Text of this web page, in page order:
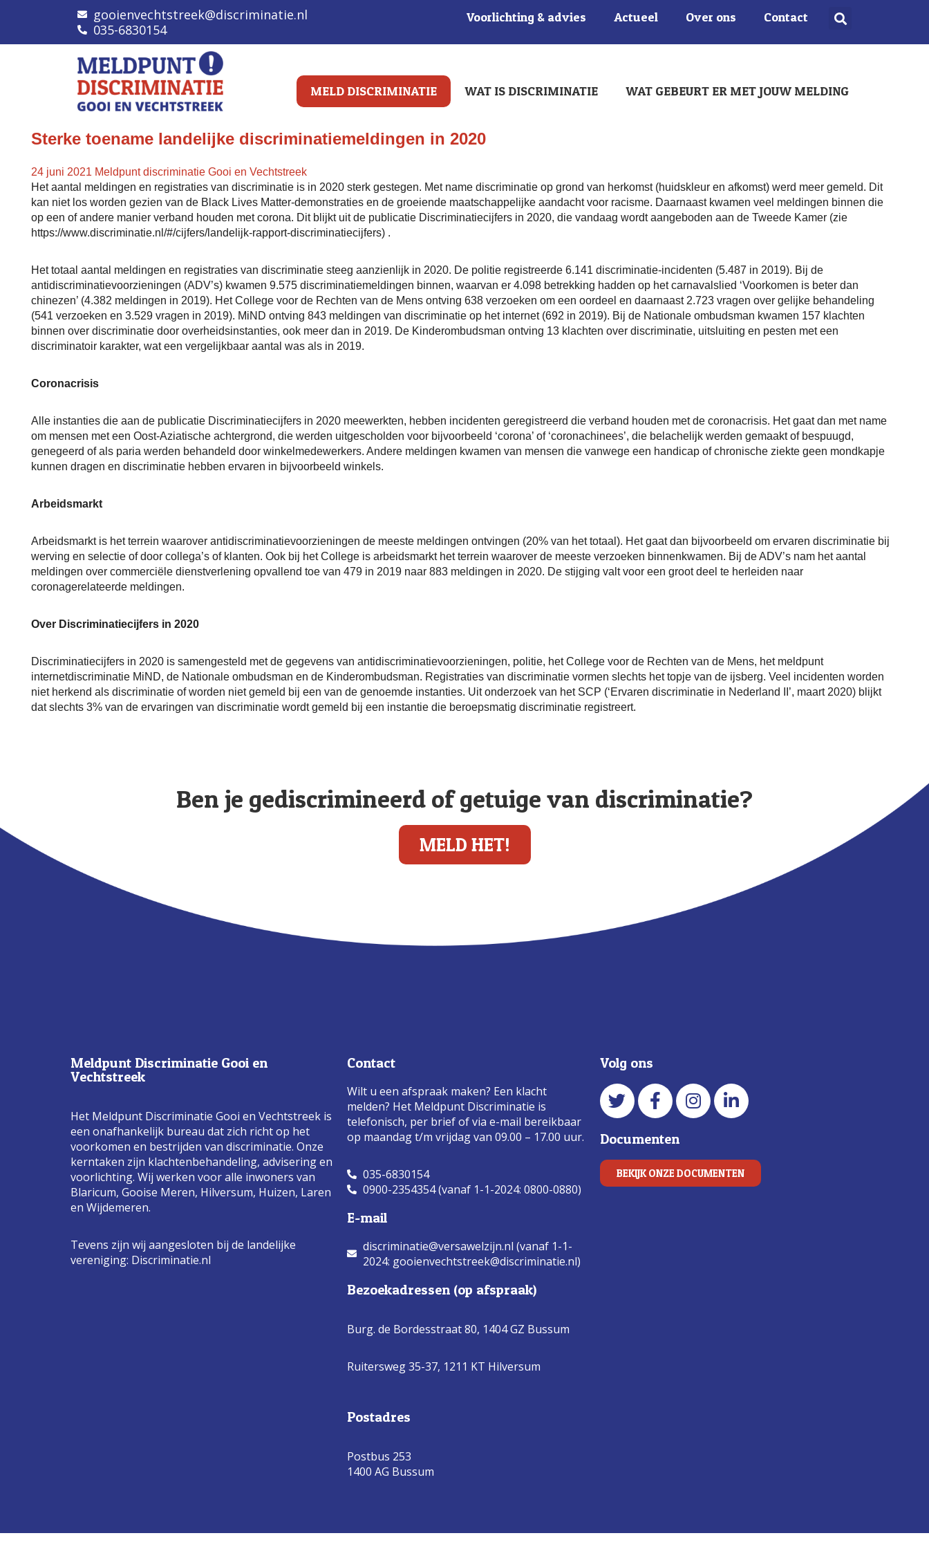
gooienvechtstreek@discriminatie.nl
035-6830154
Voorlichting & advies Actueel Over ons Contact
MELD DISCRIMINATIE WAT IS DISCRIMINATIE WAT GEBEURT ER MET JOUW MELDING
Sterke toename landelijke discriminatiemeldingen in 2020
24 juni 2021 Meldpunt discriminatie Gooi en Vechtstreek
Het aantal meldingen en registraties van discriminatie is in 2020 sterk gestegen. Met name discriminatie op grond van herkomst (huidskleur en afkomst) werd meer gemeld. Dit
kan niet los worden gezien van de Black Lives Matter-demonstraties en de groeiende maatschappelijke aandacht voor racisme. Daarnaast kwamen veel meldingen binnen die
op een of andere manier verband houden met corona. Dit blijkt uit de publicatie Discriminatiecijfers in 2020, die vandaag wordt aangeboden aan de Tweede Kamer (zie
https://www.discriminatie.nl/#/cijfers/landelijk-rapport-discriminatiecijfers) .
Het totaal aantal meldingen en registraties van discriminatie steeg aanzienlijk in 2020. De politie registreerde 6.141 discriminatie-incidenten (5.487 in 2019). Bij de
antidiscriminatievoorzieningen (ADV’s) kwamen 9.575 discriminatiemeldingen binnen, waarvan er 4.098 betrekking hadden op het carnavalslied ‘Voorkomen is beter dan
chinezen’ (4.382 meldingen in 2019). Het College voor de Rechten van de Mens ontving 638 verzoeken om een oordeel en daarnaast 2.723 vragen over gelijke behandeling
(541 verzoeken en 3.529 vragen in 2019). MiND ontving 843 meldingen van discriminatie op het internet (692 in 2019). Bij de Nationale ombudsman kwamen 157 klachten
binnen over discriminatie door overheidsinstanties, ook meer dan in 2019. De Kinderombudsman ontving 13 klachten over discriminatie, uitsluiting en pesten met een
discriminatoir karakter, wat een vergelijkbaar aantal was als in 2019.
Coronacrisis
Alle instanties die aan de publicatie Discriminatiecijfers in 2020 meewerkten, hebben incidenten geregistreerd die verband houden met de coronacrisis. Het gaat dan met name
om mensen met een Oost-Aziatische achtergrond, die werden uitgescholden voor bijvoorbeeld ‘corona’ of ‘coronachinees’, die belachelijk werden gemaakt of bespuugd,
genegeerd of als paria werden behandeld door winkelmedewerkers. Andere meldingen kwamen van mensen die vanwege een handicap of chronische ziekte geen mondkapje
kunnen dragen en discriminatie hebben ervaren in bijvoorbeeld winkels.
Arbeidsmarkt
Arbeidsmarkt is het terrein waarover antidiscriminatievoorzieningen de meeste meldingen ontvingen (20% van het totaal). Het gaat dan bijvoorbeeld om ervaren discriminatie bij
werving en selectie of door collega’s of klanten. Ook bij het College is arbeidsmarkt het terrein waarover de meeste verzoeken binnenkwamen. Bij de ADV’s nam het aantal
meldingen over commerciële dienstverlening opvallend toe van 479 in 2019 naar 883 meldingen in 2020. De stijging valt voor een groot deel te herleiden naar
coronagerelateerde meldingen.
Over Discriminatiecijfers in 2020
Discriminatiecijfers in 2020 is samengesteld met de gegevens van antidiscriminatievoorzieningen, politie, het College voor de Rechten van de Mens, het meldpunt
internetdiscriminatie MiND, de Nationale ombudsman en de Kinderombudsman. Registraties van discriminatie vormen slechts het topje van de ijsberg. Veel incidenten worden
niet herkend als discriminatie of worden niet gemeld bij een van de genoemde instanties. Uit onderzoek van het SCP (‘Ervaren discriminatie in Nederland II’, maart 2020) blijkt
dat slechts 3% van de ervaringen van discriminatie wordt gemeld bij een instantie die beroepsmatig discriminatie registreert.
Ben je gediscrimineerd of getuige van discriminatie?
MELD HET!
Meldpunt Discriminatie Gooi en
Vechtstreek
Het Meldpunt Discriminatie Gooi en Vechtstreek is
een onafhankelijk bureau dat zich richt op het
voorkomen en bestrijden van discriminatie. Onze
kerntaken zijn klachtenbehandeling, advisering en
voorlichting. Wij werken voor alle inwoners van
Blaricum, Gooise Meren, Hilversum, Huizen, Laren
en Wijdemeren.
Tevens zijn wij aangesloten bij de landelijke
vereniging: Discriminatie.nl
Contact
Wilt u een afspraak maken? Een klacht
melden? Het Meldpunt Discriminatie is
telefonisch, per brief of via e-mail bereikbaar
op maandag t/m vrijdag van 09.00 – 17.00 uur.
035-6830154
0900-2354354 (vanaf 1-1-2024: 0800-0880)
E-mail
discriminatie@versawelzijn.nl (vanaf 1-1-
2024: gooienvechtstreek@discriminatie.nl)
Bezoekadressen (op afspraak)
Burg. de Bordesstraat 80, 1404 GZ Bussum
Ruitersweg 35-37, 1211 KT Hilversum
Postadres
Postbus 253
1400 AG Bussum
Volg ons
Documenten
BEKIJK ONZE DOCUMENTEN